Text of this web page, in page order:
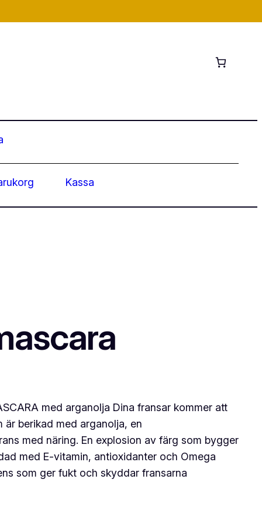
Kassa
med arganolja Dina fransar kommer att
är berikad med arganolja, en
med näring. En explosion av färg som bygger
med E-vitamin, antioxidanter och Omega
som ger fukt och skyddar fransarna